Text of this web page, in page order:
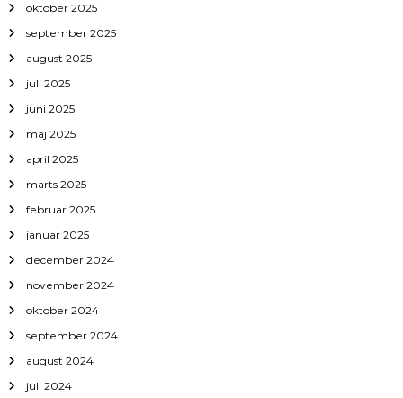
oktober 2025
september 2025
august 2025
juli 2025
juni 2025
maj 2025
april 2025
marts 2025
februar 2025
januar 2025
december 2024
november 2024
oktober 2024
september 2024
august 2024
juli 2024